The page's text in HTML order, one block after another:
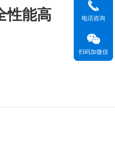
性能高 电话咨询
扫码加微信